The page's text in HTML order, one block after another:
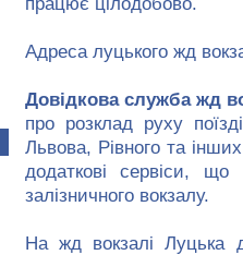
Адреса луцького жд
Довідкова служба жд
про розклад руху
Львова, Рівного та
додаткові сервіси, що
залізничного вокзалу.
На жд вокзалі Луцька